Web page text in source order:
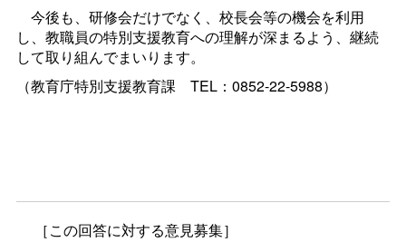
今後も、研修会だけでなく、校長会等の機会を利用
し、教職員の特別支援教育への理解が深まるよう、継続
して取り組んでまいります。
（教育庁特別支援教育課 TEL：0852-22-5988）
［この回答に対する意見募集］